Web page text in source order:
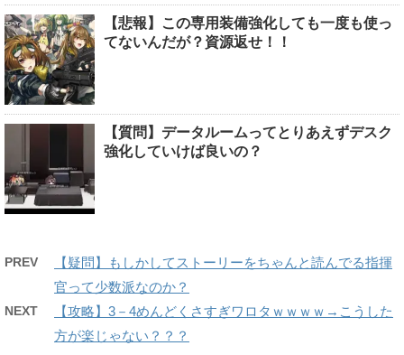
【悲報】この専用装備強化しても一度も使っ
てないんだが？資源返せ！！
【質問】データルームってとりあえずデスク
強化していけば良いの？
PREV
【疑問】もしかしてストーリーをちゃんと読んでる指揮
官って少数派なのか？
NEXT
【攻略】3－4めんどくさすぎワロタｗｗｗｗ→こうした
方が楽じゃない？？？